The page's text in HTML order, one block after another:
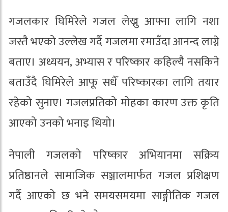
गजलकार घिमिरेले गजल लेख्नु आफ्ना लागि नशा
जस्तै भएको उल्लेख गर्दै गजलमा रमाउँदा आनन्द लाग्ने
बताए। अध्ययन, अभ्यास र परिष्कार कहिल्यै नसकिने
बताउँदै घिमिरेले आफू सधैँ परिष्कारका लागि तयार
रहेको सुनाए। गजलप्रतिको मोहका कारण उक्त कृति
आएको उनको भनाइ थियो।
नेपाली गजलको परिष्कार अभियानमा सक्रिय
प्रतिष्ठानले सामाजिक सञ्जालमार्फत गजल प्रशिक्षण
गर्दै आएको छ भने समयसमयमा साङ्गीतिक गजल